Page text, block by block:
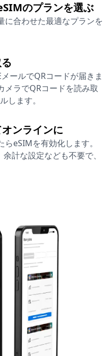
のプランを選ぶ
に合わせた最適なプランを
ールでQRコードが届きま
メラでQRコードを読み取
します。
ンラインに
eSIMを有効化します。
計な設定なども不要で、